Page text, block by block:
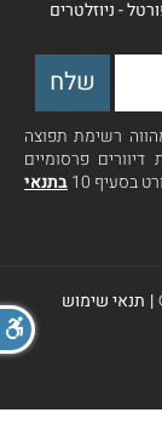
- ניוזלטרים
רשימת תפוצה
פרסומיים
בסעיף 10
בתנאי
| תנאי שימוש